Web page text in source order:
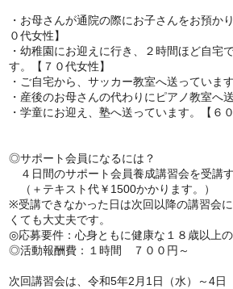
・お母さんが通院の際にお子さんをお預か
０代女性】
・幼稚園にお迎えに行き、２時間ほど自宅
す。【７０代女性】
・ご自宅から、サッカー教室へ送っていま
・産後のお母さんの代わりにピアノ教室へ
・学童にお迎え、塾へ送っています。【６０
◎サポート会員になるには？
４日間のサポート会員養成講習会を受講す
（＋テキスト代￥1500かかります。）
※受講できなかった日は次回以降の講習会
くても大丈夫です。
◎応募要件：心身ともに健康な１８歳以上
◎活動報酬費：１時間 ７００円～
次回講習会は、令和5年2月1日（水）～4日